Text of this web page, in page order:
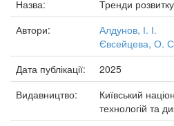
Назва:
Тренди
Автори:
Алдунов, І. І.
Євсейцева, О.
Дата публікації:
2025
Видавництво:
Київський
технологій та